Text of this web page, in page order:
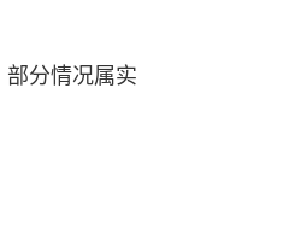
分情况属实